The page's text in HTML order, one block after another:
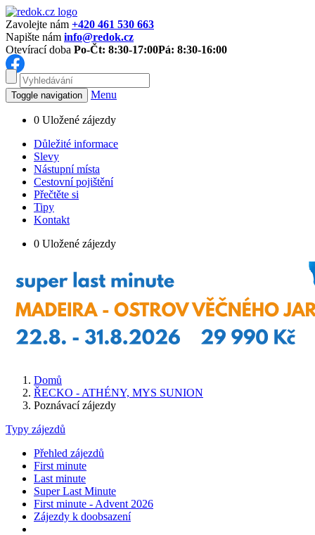
Zavolejte nám +420 461 530 663
Napište nám info@redok.cz
Otevírací doba Po-Čt: 8:30-17:00Pá: 8:30-16:00
Toggle navigation Menu
0 Uložené zájezdy
Důležité informace
Slevy
Nástupní místa
Cestovní pojištění
Přečtěte si
Tipy
Kontakt
0 Uložené zájezdy
Domů
ŘECKO - ATHÉNY, MYS SUNION
Poznávací zájezdy
Typy zájezdů
Přehled zájezdů
First minute
Last minute
Super Last Minute
First minute - Advent 2026
Zájezdy k doobsazení